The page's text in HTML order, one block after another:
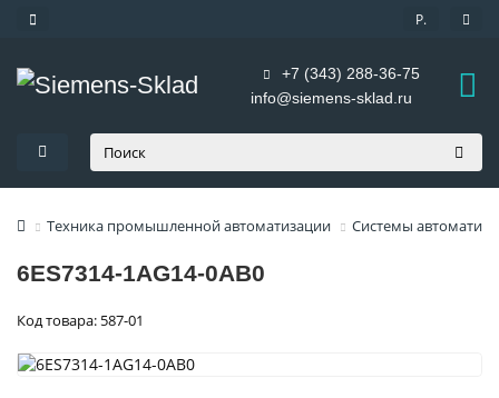
Р.
+7 (343) 288-36-75
info@siemens-sklad.ru
Техника промышленной автоматизации Системы
6ES7314-1AG14-0AB0
Код товара: 587-01